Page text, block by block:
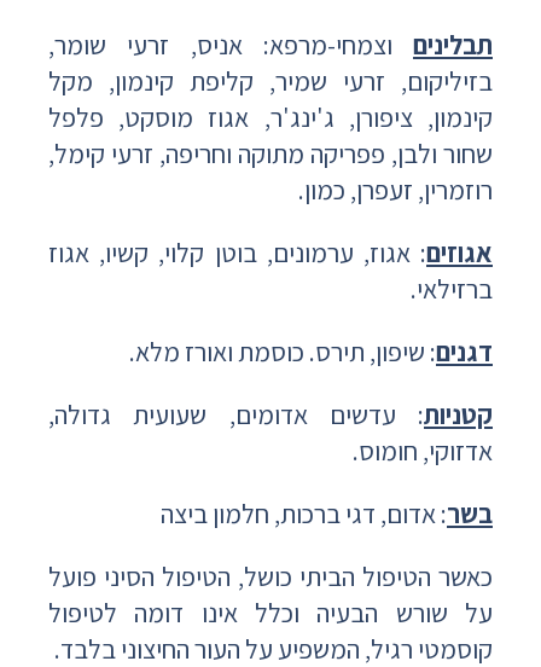
תבלינים וצמחי-מרפא: אניס, זרעי שומר,
בזיליקום, זרעי שמיר, קליפת קינמון, מקל
קינמון, ציפורן, ג'ינג'ר, אגוז מוסקט, פלפל
שחור ולבן, פפריקה מתוקה וחריפה, זרעי קימל,
רוזמרין, זעפרן, כמון.
אגוזים: אגוז, ערמונים, בוטן קלוי, קשיו, אגוז
ברזילאי.
דגנים: שיפון, תירס. כוסמת ואורז מלא.
קטניות: עדשים אדומים, שעועית גדולה,
אדזוקי, חומוס.
בשר: אדום, דגי ברכות, חלמון ביצה
כאשר הטיפול הביתי כושל, הטיפול הסיני פועל
על שורש הבעיה וכלל אינו דומה לטיפול
קוסמטי רגיל, המשפיע על העור החיצוני בלבד.